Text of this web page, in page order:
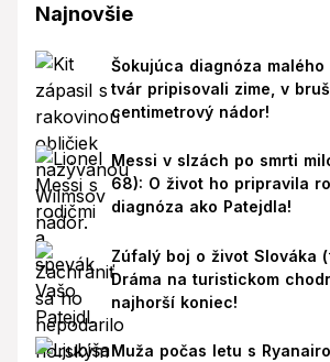
Najnovšie
Šokujúca diagnóza malého
tvár pripisovali zime, v
centimetrový nádor!
Messi v slzách po smrti
68): O život ho pripravila
diagnóza ako Patejdla!
Zúfalý boj o život Slováka
Dráma na turistickom
najhorší koniec!
Muža počas letu s